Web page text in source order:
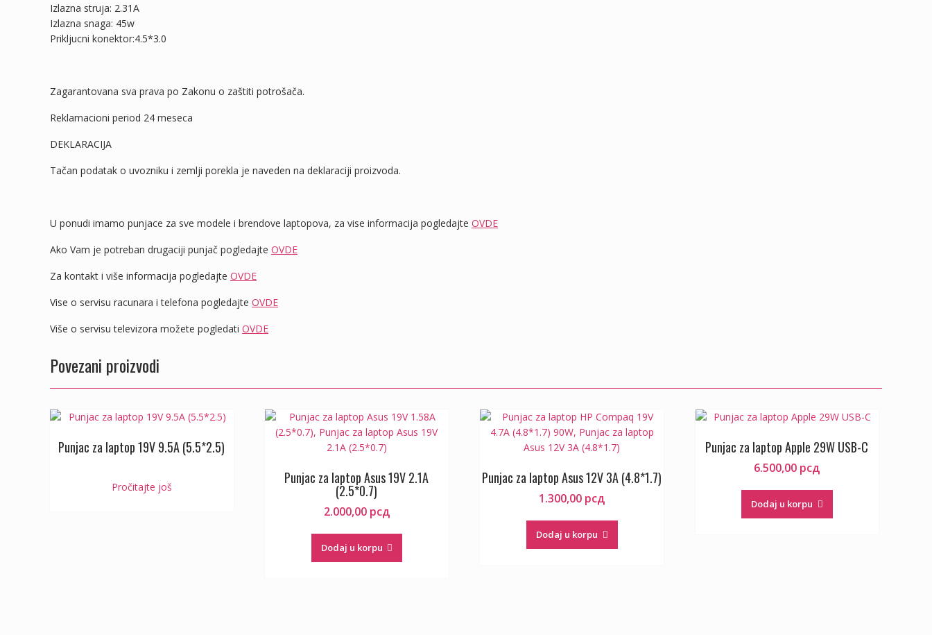
Izlazna struja: 2.31A
Izlazna snaga: 45w
Prikljucni konektor:4.5*3.0
Zagarantovana sva prava po Zakonu o zaštiti potrošača.
Reklamacioni period 24 meseca
DEKLARACIJA
Tačan podatak o uvozniku i zemlji porekla je naveden na deklaraciji proizvoda.
U ponudi imamo punjace za sve modele i brendove laptopova, za vise informacija pogledajte OVDE
Ako Vam je potreban drugaciji punjač pogledajte OVDE
Za kontakt i više informacija pogledajte OVDE
Vise o servisu racunara i telefona pogledajte OVDE
Više o servisu televizora možete pogledati OVDE
Povezani proizvodi
Punjac za laptop 19V 9.5A (5.5*2.5)
Pročitajte još
Punjac za laptop Asus 19V 2.1A
(2.5*0.7)
2.000,00 рсд
Dodaj u korpu
Punjac za laptop Asus 12V 3A (4.8*1.7)
1.300,00 рсд
Dodaj u korpu
Punjac za laptop Apple 29W USB-C
6.500,00 рсд
Dodaj u korpu